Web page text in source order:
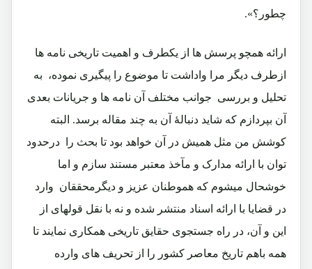
چطور؟».
ارائه همچو پرسش ها از یکطرف و اهمیت تاریخی نامه ها
ازطرف دیگر مرا واداشت تا موضوع را پیگیری نموده، به
تحلیل و بررسی جوانب مختلف آن نامه ها و جریانات بعدی
آن بپردازم که شاید دنبالۀ آن به چند مقاله برسد. البته
کوشش من مثل همیش در آن خواهد بود تا بحث را درحدود
توان با ارائه مدارک و مآخذ معتبر مستند سازم و اما
خوشحال میشوم که هموطنان عزیز و دیگرمحققان وارد
در قضایا با ارائه اسناد منتشر شده و نه با نقل قولهای از
این و آن، در راه جستجوی حقایق تاریخی همکاری نمایند تا
همه باهم تاریخ معاصر کشور را از تحریف های وارده